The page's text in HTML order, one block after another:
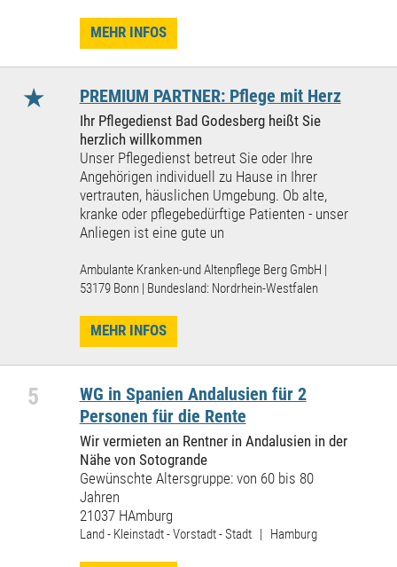
MEHR INFOS
★ PREMIUM PARTNER: Pflege mit Herz
Ihr Pflegedienst Bad Godesberg heißt Sie
herzlich willkommen
Unser Pflegedienst betreut Sie oder Ihre
Angehörigen individuell zu Hause in Ihrer
vertrauten, häuslichen Umgebung. Ob alte,
kranke oder pflegebedürftige Patienten - unser
Anliegen ist eine gute un
Ambulante Kranken-und Altenpflege Berg GmbH |
53179 Bonn | Bundesland: Nordrhein-Westfalen
MEHR INFOS
5
WG in Spanien Andalusien für 2
Personen für die Rente
Wir vermieten an Rentner in Andalusien in der
Nähe von Sotogrande
Gewünschte Altersgruppe: von 60 bis 80
Jahren
21037 HAmburg
Land - Kleinstadt - Vorstadt - Stadt | Hamburg